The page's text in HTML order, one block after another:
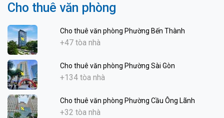
Cho thuê văn phòng
Cho thuê văn phòng Phường Bến Thành
+47 tòa nhà
Cho thuê văn phòng Phường Sài Gòn
+134 tòa nhà
Cho thuê văn phòng Phường Cầu Ông Lãnh
+32 tòa nhà